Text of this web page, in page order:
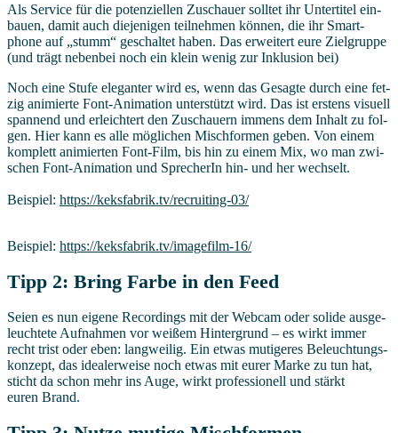
Als Ser­vice für die poten­zi­el­len Zuschau­er soll­tet ihr Unter­ti­tel ein­
bau­en, damit auch die­je­ni­gen teil­neh­men kön­nen, die ihr Smart­
phone auf „stumm“ geschal­tet haben. Das erwei­tert eure Ziel­grup­pe
(und trägt neben­bei noch ein klein wenig zur Inklu­si­on bei)
Noch eine Stu­fe ele­gan­ter wird es, wenn das Gesag­te durch eine fet­
zig ani­mier­te Font-Ani­ma­ti­on unter­stützt wird. Das ist ers­tens visu­ell
span­nend und erleich­tert den Zuschau­ern immens dem Inhalt zu fol­
gen. Hier kann es alle mög­li­chen Misch­for­men geben. Von einem
kom­plett ani­mier­ten Font-Film, bis hin zu einem Mix, wo man zwi­
schen Font-Ani­ma­ti­on und Spre­che­rIn hin- und her wech­selt.
Bei­spiel: https://​keks​fa​brik​.tv/​r​e​c​r​u​i​t​i​n​g​-​03/
Bei­spiel: https://​keks​fa​brik​.tv/​i​m​a​g​e​f​i​l​m​-​16/
Tipp 2: Bring Far­be in den Feed
Sei­en es nun eige­ne Recor­dings mit der Web­cam oder soli­de aus­ge­
leuch­te­te Auf­nah­men vor wei­ßem Hin­ter­grund – es wirkt immer
recht trist oder eben: lang­wei­lig. Ein etwas muti­ge­res Beleuch­tungs­
kon­zept, das idea­ler­wei­se noch etwas mit eurer Mar­ke zu tun hat,
sticht da schon mehr ins Auge, wirkt pro­fes­sio­nell und stärkt
euren Brand.